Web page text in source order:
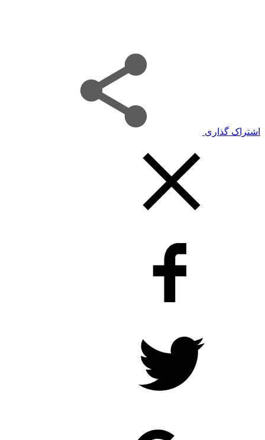
اشتراک گذاری